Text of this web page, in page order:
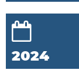
2024